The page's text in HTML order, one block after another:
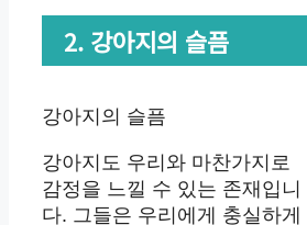
2. 강아지의 슬픔
강아지의 슬픔
강아지도 우리와 마찬가지로
감정을 느낄 수 있는 존재입니
다. 그들은 우리에게 충실하게